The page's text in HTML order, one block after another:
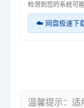
检测到您的系统可
☁️ 网盘极速下
温馨提示：适